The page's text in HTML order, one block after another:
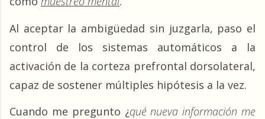
Al aceptar la ambigüedad sin juzgarla, paso el
control de los sistemas automáticos a la
activación de la corteza prefrontal dorsolateral,
capaz de sostener múltiples hipótesis a la vez.
Cuando me pregunto ¿qué nueva información me